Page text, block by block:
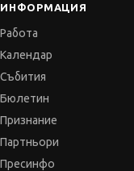
ИНФОРМАЦИЯ
Работа
Календар
Събития
Бюлетин
Признание
Партньори
Пресинфо